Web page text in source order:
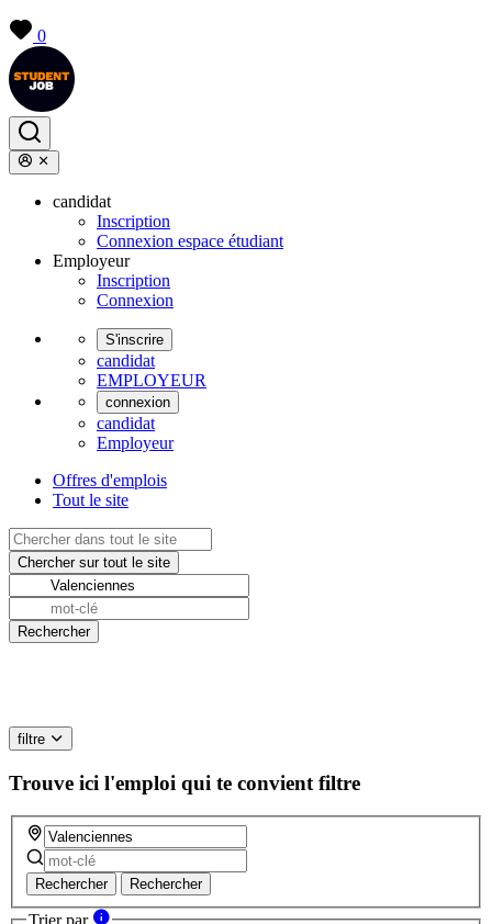
0
candidat
Inscription
Connexion espace étudiant
Employeur
Inscription
Connexion
S'inscrire
candidat
EMPLOYEUR
connexion
candidat
Employeur
Offres d'emplois
Tout le site
filtre
Trouve ici l'emploi qui te convient filtre
Rechercher Rechercher
Trier par